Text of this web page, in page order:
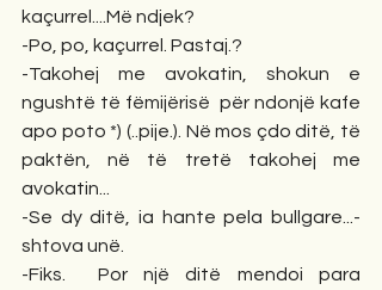
kaçurrel....Më ndjek?
-Po, po, kaçurrel. Pastaj.?
-Takohej me avokatin, shokun e
ngushtë të fëmijërisë  për ndonjë kafe
apo poto *) (..pije.). Në mos çdo ditë, të
paktën, në të tretë takohej me
avokatin...
-Se dy ditë, ia hante pela bullgare...-
shtova unë.
-Fiks.  Por një ditë mendoi para